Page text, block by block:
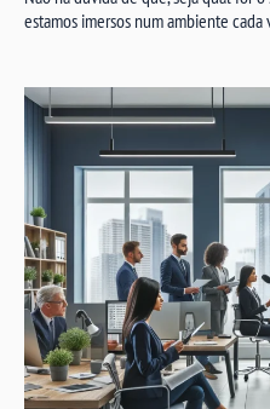
estamos imersos num ambiente